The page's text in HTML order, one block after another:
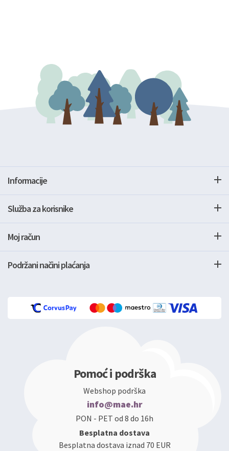
Informacije
Služba za korisnike
Moj račun
Podržani načini plaćanja
Pomoć i podrška
Webshop podrška
info@mae.hr
PON - PET od 8 do 16h
Besplatna dostava
Besplatna dostava iznad 70 EUR